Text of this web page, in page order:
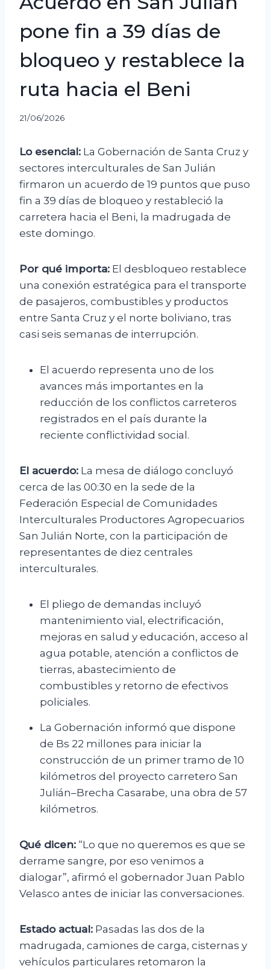
pone fin a 39 días de
bloqueo y restablece la
ruta hacia el Beni
21/06/2026
Lo esencial: La Gobernación de Santa Cruz y
sectores interculturales de San Julián
firmaron un acuerdo de 19 puntos que puso
fin a 39 días de bloqueo y restableció la
carretera hacia el Beni, la madrugada de
este domingo.
Por qué importa: El desbloqueo restablece
una conexión estratégica para el transporte
de pasajeros, combustibles y productos
entre Santa Cruz y el norte boliviano, tras
casi seis semanas de interrupción.
El acuerdo representa uno de los
avances más importantes en la
reducción de los conflictos carreteros
registrados en el país durante la
reciente conflictividad social.
El acuerdo: La mesa de diálogo concluyó
cerca de las 00:30 en la sede de la
Federación Especial de Comunidades
Interculturales Productores Agropecuarios
San Julián Norte, con la participación de
representantes de diez centrales
interculturales.
El pliego de demandas incluyó
mantenimiento vial, electrificación,
mejoras en salud y educación, acceso al
agua potable, atención a conflictos de
tierras, abastecimiento de
combustibles y retorno de efectivos
policiales.
La Gobernación informó que dispone
de Bs 22 millones para iniciar la
construcción de un primer tramo de 10
kilómetros del proyecto carretero San
Julián–Brecha Casarabe, una obra de 57
kilómetros.
Qué dicen: “Lo que no queremos es que se
derrame sangre, por eso venimos a
dialogar”, afirmó el gobernador Juan Pablo
Velasco antes de iniciar las conversaciones.
Estado actual: Pasadas las dos de la
madrugada, camiones de carga, cisternas y
vehículos particulares retomaron la